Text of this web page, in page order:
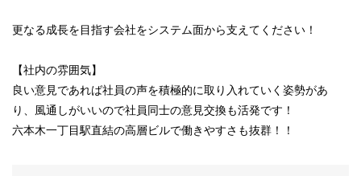
更なる成長を目指す会社をシステム面から支えてください！
【社内の雰囲気】
良い意見であれば社員の声を積極的に取り入れていく姿勢があ
り、風通しがいいので社員同士の意見交換も活発です！
六本木一丁目駅直結の高層ビルで働きやすさも抜群！！